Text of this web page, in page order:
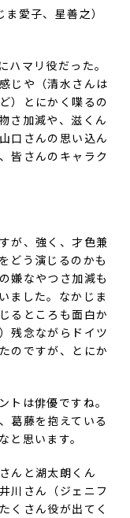
愛子、星善之）
マリ役だった。
じや（清水さんは
）とにかく喋るの
さ加減や、滋くん
口さんの思い込ん
皆さんのキャラク
が、強く、才色兼
どう演じるのかも
嫌なやつさ加減も
ました。なかじま
るところも面白か
残念ながらドイツ
のですが、とにか
トは俳優ですね。
葛藤を抱えている
と思います。
んと湖太朗くん
川さん（ジェニフ
くさん役が出てく